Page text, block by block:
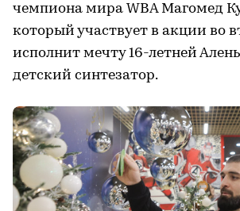
чемпиона мира WBA Магомед
который участвует в акции во
исполнит мечту 16-летней
детский синтезатор.